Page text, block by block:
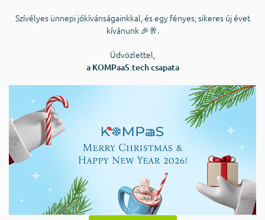
Szívélyes ünnepi jókívánságainkkal, és egy fényes, sikeres új évet
kívánunk 🎉🥂.
Üdvözlettel,
a KOMPaaS.tech csapata